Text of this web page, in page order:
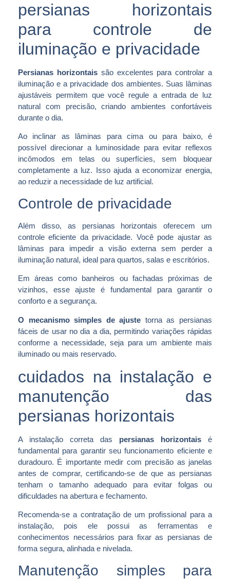
persianas horizontais
para controle de
iluminação e privacidade
Persianas horizontaissão excelentes para controlar a
iluminação e a privacidade dos ambientes. Suas lâminas
ajustáveis permitem que você regule a entrada de luz
natural com precisão, criando ambientes confortáveis
durante o dia.
Ao inclinar as lâminas para cima ou para baixo, é
possível direcionar a luminosidade para evitar reflexos
incômodos em telas ou superfícies, sem bloquear
completamente a luz. Isso ajuda a economizar energia,
ao reduzir a necessidade de luz artificial.
Controle de privacidade
Além disso, as persianas horizontais oferecem um
controle eficiente da privacidade. Você pode ajustar as
lâminas para impedir a visão externa sem perder a
iluminação natural, ideal para quartos, salas e escritórios.
Em áreas como banheiros ou fachadas próximas de
vizinhos, esse ajuste é fundamental para garantir o
conforto e a segurança.
O mecanismo simples de ajuste torna as persianas
fáceis de usar no dia a dia, permitindo variações rápidas
conforme a necessidade, seja para um ambiente mais
iluminado ou mais reservado.
cuidados na instalação e
manutenção das
persianas horizontais
A instalação correta das persianas horizontais é
fundamental para garantir seu funcionamento eficiente e
duradouro. É importante medir com precisão as janelas
antes de comprar, certificando-se de que as persianas
tenham o tamanho adequado para evitar folgas ou
dificuldades na abertura e fechamento.
Recomenda-se a contratação de um profissional para a
instalação, pois ele possui as ferramentas e
conhecimentos necessários para fixar as persianas de
forma segura, alinhada e nivelada.
Manutenção simples para